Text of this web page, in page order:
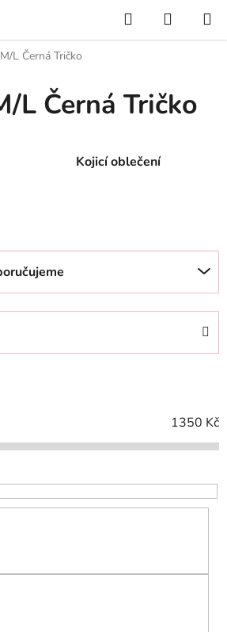
Hledat
KOŠÍK
L Černá Tričko
L Černá Tričko
Kojicí oblečení
1350 Kč